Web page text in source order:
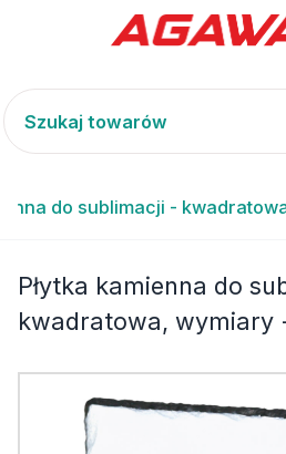
do sublimacji -
Płytka kamienna do
kwadratowa, wymiary